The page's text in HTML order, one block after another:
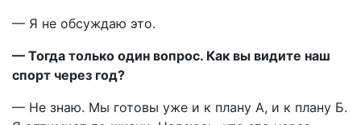
— Я не обсуждаю это.
— Тогда только один вопрос. Как вы видите наш
спорт через год?
— Не знаю. Мы готовы уже и к плану А, и к плану Б.